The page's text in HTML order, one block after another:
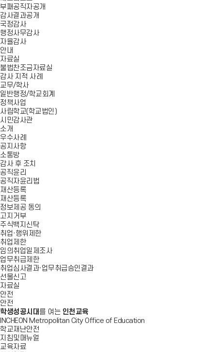
부패공직자공개
감사결과공개
국정감사
행정사무감사
자율감사
안내
자료실
불법찬조금자료실
감사 지적 사례
교무/학사
일반행정/학교회계
정책사업
사립학교(학교법인)
시민감사관
소개
우수사례
공지사항
소통방
감사 후 조치
공직윤리
공직자윤리법
재산등록
재산등록
정보제공 동의
고지거부
주식백지신탁
취업·행위제한
취업제한
임의취업일제조사
업무취급제한
취업심사결과·업무취급승인결과
선물신고
자료실
안전
안전
학생성공시대 를 여는 인천교육
INCHEON Metropolitan City Office of Education
학교재난안전
지침및매뉴얼
교육자료